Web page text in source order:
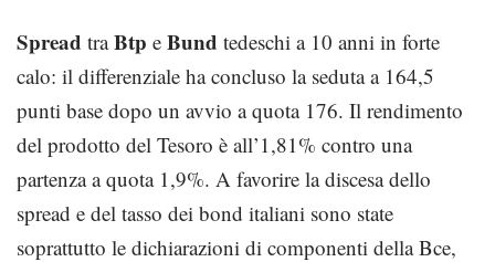
Spread traBtp e Bund tedeschi a 10 anni in forte
calo: il differenziale ha concluso la seduta a 164,5
punti base dopo un avvio a quota 176. Il rendimento
del prodotto del Tesoro è all’1,81% contro una
partenza a quota 1,9%. A favorire la discesa dello
spread e del tasso dei bond italiani sono state
soprattutto le dichiarazioni di componenti della Bce,